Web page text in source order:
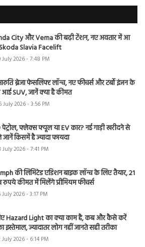
City और Verna की बढ़ी टेंशन, नए अवतार में आ
Slavia Facelift
July 2026 - 7:48 PM
ब्रेजा फेसलिफ्ट लॉन्च, नए फीचर्स और टर्बो इंजन के
SUV, जानें क्या है कीमत
July 2026 - 3:56 PM
फ्लेक्स फ्यूल या EV कार? नई गाड़ी खरीदने से
किसमें है ज्यादा फायदा
July 2026 - 7:41 PM
की लिमिटेड एडिशन बाइक लॉन्च के लिए तैयार, 21
कीमत में मिलेंगे प्रीमियम फीचर्स
July 2026 - 3:17 PM
Hazard Light का क्या काम है, कब और कैसे करें
इस्तेमाल, ज्यादातर लोग नहीं जानते सही तरीका
July 2026 - 6:14 PM